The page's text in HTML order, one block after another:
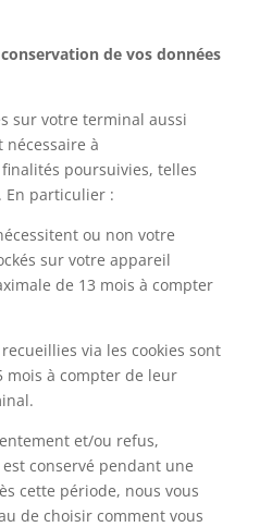
de vos données
sur votre terminal aussi
nécessaire à
finalités poursuivies, telles
En particulier :
ou non votre
sur votre appareil
de 13 mois à compter
via les cookies sont
mois à compter de leur
et/ou refus,
conservé pendant une
cette période, nous vous
de choisir comment vous